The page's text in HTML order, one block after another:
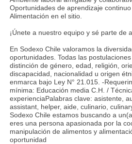
Oportunidades de aprendizaje continuo
Alimentación en el sitio.
¡Únete a nuestro equipo y sé parte de
En Sodexo Chile valoramos la
oportunidades. Todas las
distinción de género, edad, religión,
discapacidad, nacionalidad u origen
enmarca bajo Ley N° 21.015. -
mínima: Educación media C.H. /
experienciaPalabras clave: asistente,
assistant, helper, aide, culinario,
Sodexo Chile estamos buscando a
eres una persona apasionada por la
manipulación de alimentos y
oportunidad